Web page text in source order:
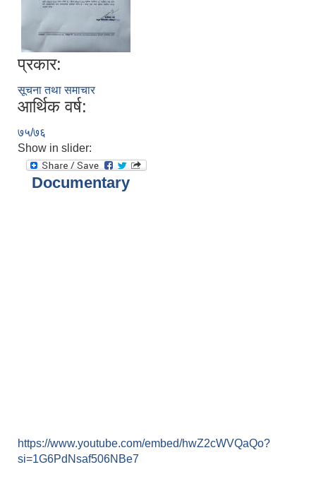
प्रकार:
सूचना तथा समाचार
आर्थिक वर्ष:
७५/७६
Show in slider:
Documentary
https://www.youtube.com/embed/hwZ2cWVQaQo?
si=1G6PdNsaf506NBe7